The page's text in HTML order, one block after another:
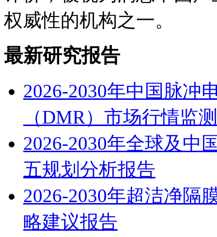
权威性的机构之一。
最新研究报告
2026-2030年中国脉冲
（DMR）市场行情监
2026-2030年全球及中
五规划分析报告
2026-2030年超洁净隔
略建议报告